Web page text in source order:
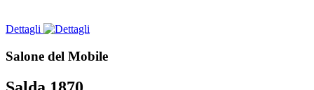
Dettagli
Salone del Mobile